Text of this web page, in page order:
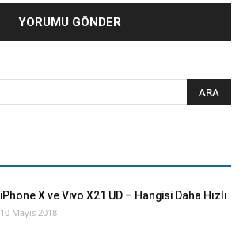
iPhone X ve Vivo X21 UD – Hangisi Daha Hızlı
10 Mayıs 2018